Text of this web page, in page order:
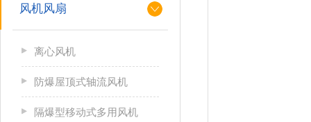
风机风扇
离心风机
防爆屋顶式轴流风机
隔爆型移动式多用风机